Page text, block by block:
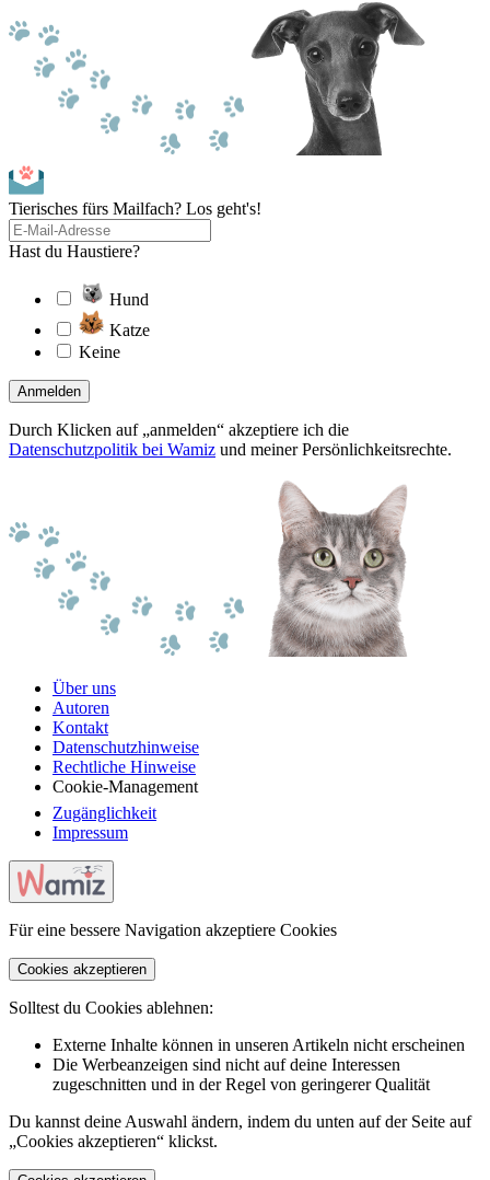
Tierisches fürs Mailfach? Los geht's!
Hast du Haustiere?
Hund
Katze
Keine
Anmelden
Durch Klicken auf „anmelden“ akzeptiere ich die
Datenschutzpolitik bei Wamiz und meiner Persönlichkeitsrechte.
Über uns
Autoren
Kontakt
Datenschutzhinweise
Rechtliche Hinweise
Cookie-Management
Zugänglichkeit
Impressum
Für eine bessere Navigation akzeptiere Cookies
Cookies akzeptieren
Solltest du Cookies ablehnen:
Externe Inhalte können in unseren Artikeln nicht erscheinen
Die Werbeanzeigen sind nicht auf deine Interessen
zugeschnitten und in der Regel von geringerer Qualität
Du kannst deine Auswahl ändern, indem du unten auf der Seite auf
„Cookies akzeptieren“ klickst.